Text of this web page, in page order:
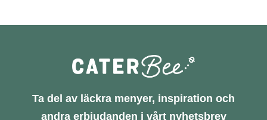
Ta del av läckra menyer, inspiration och
andra erbjudanden i vårt nyhetsbrev